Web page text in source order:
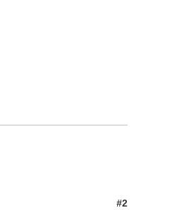
#2